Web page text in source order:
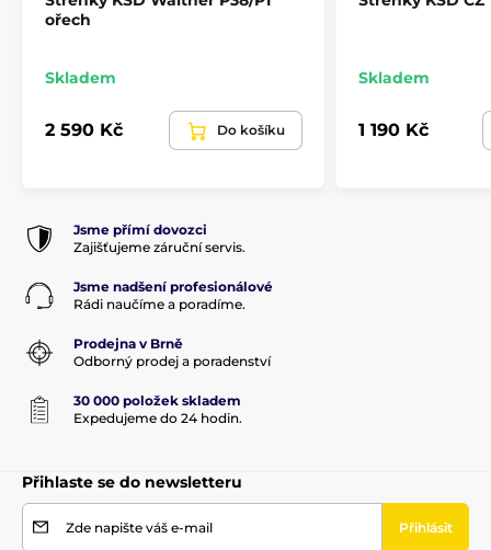
ořech
Skladem
2 590 Kč Do košíku
Skladem
1 190 Kč
Jsme přímí dovozci
Zajišťujeme záruční servis.
Jsme nadšení profesionálové
Rádi naučíme a poradíme.
Prodejna v Brně
Odborný prodej a poradenství
30 000 položek skladem
Expedujeme do 24 hodin.
Přihlaste se do newsletteru
Zde napište váš e-mail Přihlásit